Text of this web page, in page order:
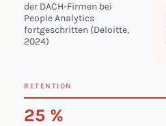
der DACH-Firmen bei
People Analytics
fortgeschritten (Deloitte,
2024)
RETENTION
25 %